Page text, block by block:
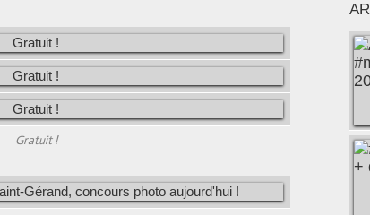
Gratuit !